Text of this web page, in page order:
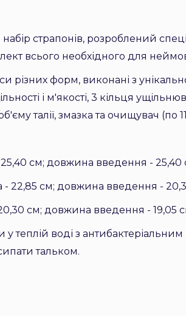
страпонів, розроблений
всього необхідного для
різних форм, виконані з
і м'якості, 3 кільця
талії, змазка та очищувач (по
см; довжина введення - 25,40
22,85 см; довжина введення -
см; довжина введення - 19,05
теплій воді з
тальком.